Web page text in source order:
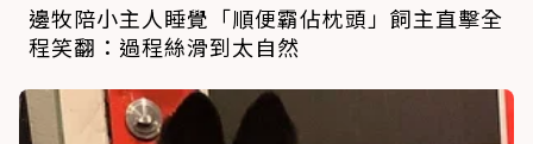
邊牧陪小主人睡覺「順便霸佔枕頭」飼主直擊全
程笑翻：過程絲滑到太自然